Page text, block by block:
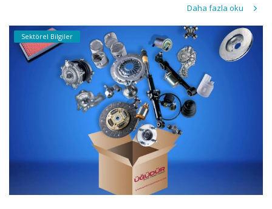
Daha fazla oku
Sektörel Bilgiler